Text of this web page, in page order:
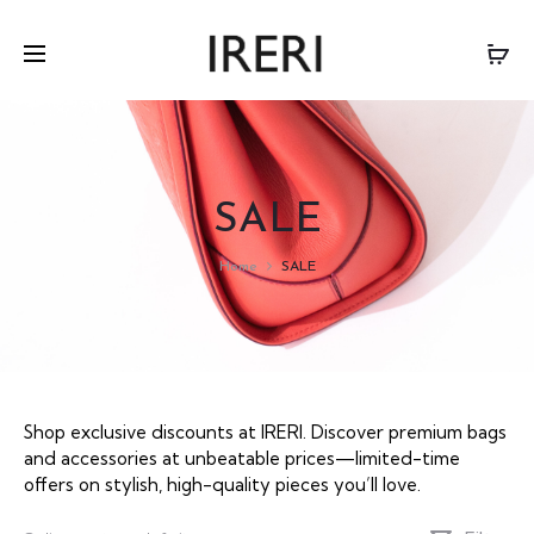
SALE
Home SALE
Shop exclusive discounts at IRERI. Discover premium bags
and accessories at unbeatable prices—limited-time
offers on stylish, high-quality pieces you’ll love.